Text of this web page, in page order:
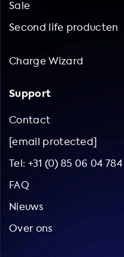
Sale
Second life producten
Charge Wizard
Support
Contact
[email protected]
Tel: +31 (0) 85 06 04 784
FAQ
Nieuws
Over ons